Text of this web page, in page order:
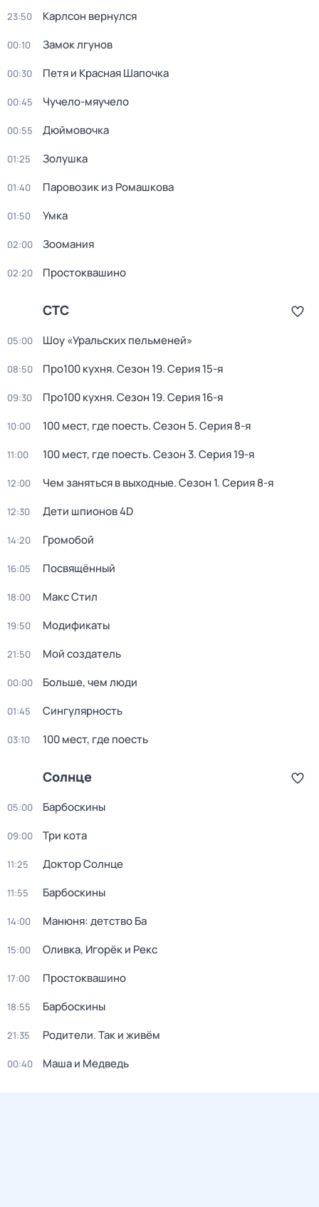
23:50 Карлсон вернулся
00:10 Замок лгунов
00:30 Петя и Красная Шапочка
00:45 Чучело-мяучело
00:55 Дюймовочка
01:25 Золушка
01:40 Паровозик из Ромашкова
01:50 Умка
02:00 Зоомания
02:20 Простоквашино
СТС
05:00 Шоу «Уральских пельменей»
08:50 Про100 кухня. Сезон 19. Серия 15-я
09:30 Про100 кухня. Сезон 19. Серия 16-я
10:00 100 мест, где поесть. Сезон 5. Серия 8-я
11:00 100 мест, где поесть. Сезон 3. Серия 19-я
12:00 Чем заняться в выходные. Сезон 1. Серия 8-я
12:30 Дети шпионов 4D
14:20 Громобой
16:05 Посвящённый
18:00 Макс Стил
19:50 Модификаты
21:50 Мой создатель
00:00 Больше, чем люди
01:45 Сингулярность
03:10 100 мест, где поесть
Солнце
05:00 Барбоскины
09:00 Три кота
11:25 Доктор Солнце
11:55 Барбоскины
14:00 Манюня: детство Ба
15:00 Оливка, Игорёк и Рекс
17:00 Простоквашино
18:55 Барбоскины
21:35 Родители. Так и живём
00:40 Маша и Медведь